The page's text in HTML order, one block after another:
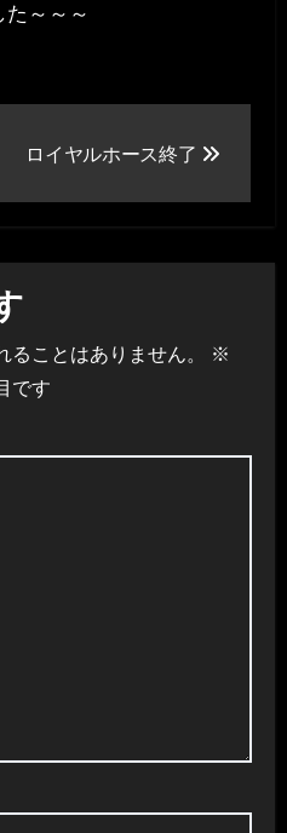
～～～
ロイヤルホース終了
ことはありません。
※
です